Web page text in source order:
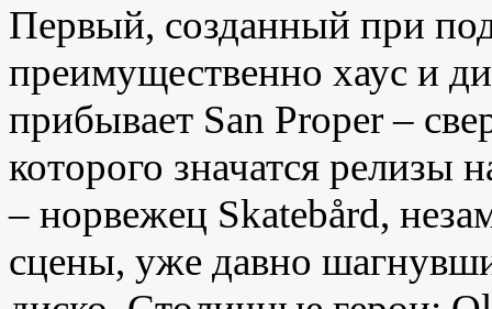
Первый, созданный при
преимущественно хаус и
прибывает San Proper–
которого значатся релизы
– норвежец Skatebård,
сцены, уже давно